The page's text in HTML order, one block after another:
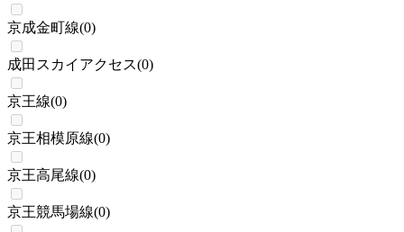
京成金町線(0)
成田スカイアクセス(0)
京王線(0)
京王相模原線(0)
京王高尾線(0)
京王競馬場線(0)